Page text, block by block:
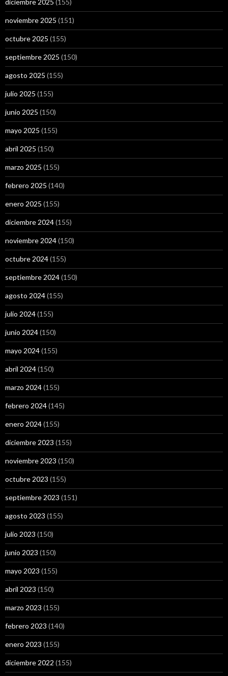
diciembre 2025 (155)
noviembre 2025 (151)
octubre 2025 (155)
septiembre 2025 (150)
agosto 2025 (155)
julio 2025 (155)
junio 2025 (150)
mayo 2025 (155)
abril 2025 (150)
marzo 2025 (155)
febrero 2025 (140)
enero 2025 (155)
diciembre 2024(155)
noviembre 2024(150)
octubre 2024(155)
septiembre 2024(150)
agosto 2024(155)
julio 2024(155)
junio 2024(150)
mayo 2024(155)
abril 2024(150)
marzo 2024(155)
febrero 2024(145)
enero 2024(155)
diciembre 2023 (155)
noviembre 2023 (150)
octubre 2023 (155)
septiembre 2023 (151)
agosto 2023 (155)
julio 2023 (150)
junio 2023 (150)
mayo 2023 (155)
abril 2023 (150)
marzo 2023 (155)
febrero 2023 (140)
enero 2023 (155)
diciembre 2022 (155)